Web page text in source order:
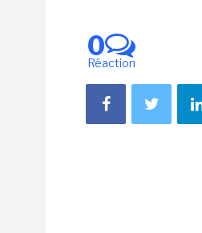
0
Réaction